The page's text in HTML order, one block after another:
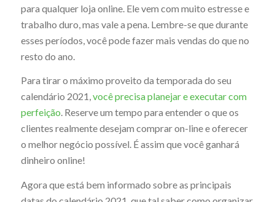
para qualquer loja online. Ele vem com muito estresse e
trabalho duro, mas vale a pena. Lembre-se que durante
esses períodos, você pode fazer mais vendas do que no
resto do ano.
Para tirar o máximo proveito da temporada do seu
calendário 2021,você precisa planejar e executar com
perfeição. Reserve um tempo para entender o que os
clientes realmente desejam comprar on-line e oferecer
o melhor negócio possível. É assim que você ganhará
dinheiro online!
Agora que está bem informado sobre as principais